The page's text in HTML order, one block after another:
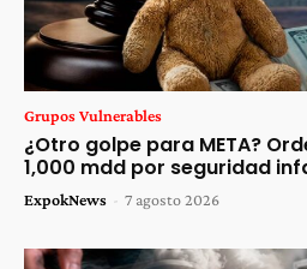
Grupos Vulnerables
¿Otro golpe para META?
1,000 mdd por seguridad
ExpokNews - 7 agosto 2026